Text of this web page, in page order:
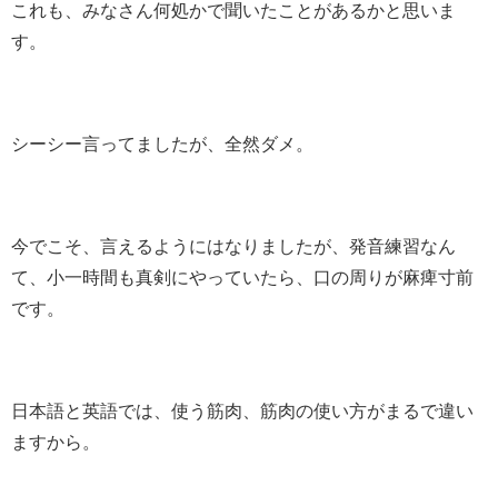
これも、みなさん何処かで聞いたことがあるかと思いま
す。
シーシー言ってましたが、全然ダメ。
今でこそ、言えるようにはなりましたが、発音練習なん
て、小一時間も真剣にやっていたら、口の周りが麻痺寸前
です。
日本語と英語では、使う筋肉、筋肉の使い方がまるで違い
ますから。